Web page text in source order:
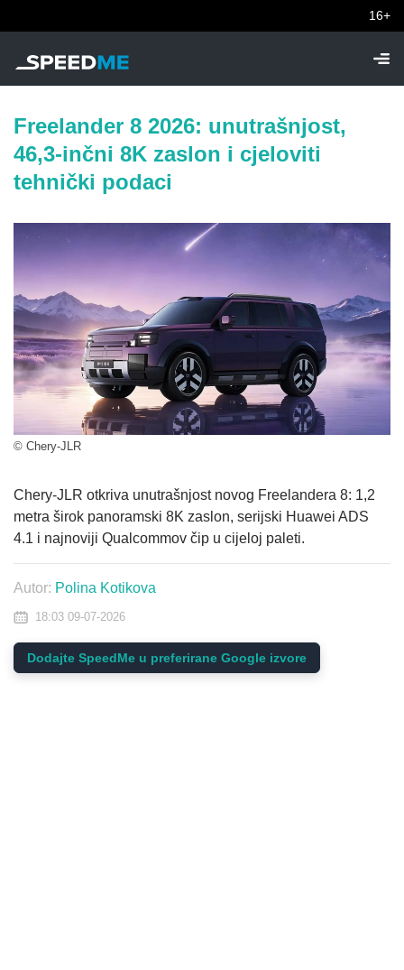
16+
Freelander 8 2026: unutrašnjost,
46,3-inčni 8K zaslon i cjeloviti
tehnički podaci
© Chery-JLR
Chery-JLR otkriva unutrašnjost novog Freelandera 8: 1,2
metra širok panoramski 8K zaslon, serijski Huawei ADS
4.1 i najnoviji Qualcommov čip u cijeloj paleti.
Autor: Polina Kotikova
18:03 09-07-2026
Dodajte SpeedMe u preferirane Google izvore